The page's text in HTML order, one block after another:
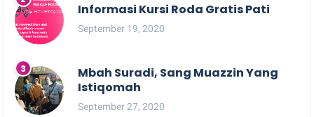
Informasi Kursi Roda Gratis Pati
September 19, 2020
Mbah Suradi, Sang Muazzin Yang
Istiqomah
September 27, 2020